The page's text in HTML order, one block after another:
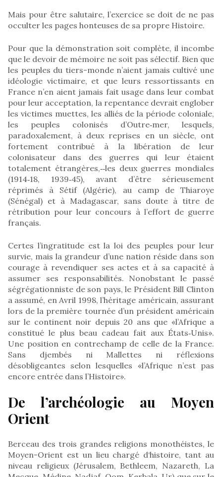
Mais pour être salutaire, l’exercice se doit de ne pas
occulter les pages honteuses de sa propre Histoire.
Pour que la démonstration soit complète, il incombe
que le devoir de mémoire ne soit pas sélectif. Bien que
les peuples du tiers-monde n’aient jamais cultivé une
idéologie victimaire, et que leurs ressortissants en
France n’en aient jamais fait usage dans leur combat
pour leur acceptation, la repentance devrait englober
les victimes muettes, les alliés de la période coloniale,
les peuples colonisés d’Outre‑mer, lesquels,
paradoxalement, à deux reprises en un siècle, ont
fortement contribué à la libération de leur
colonisateur dans des guerres qui leur étaient
totalement étrangères,‑‑les deux guerres mondiales
(1914‑18, 1939‑45), avant d’être sérieusement
réprimés à Sétif (Algérie), au camp de Thiaroye
(Sénégal) et à Madagascar, sans doute à titre de
rétribution pour leur concours à l’effort de guerre
français.
Certes l’ingratitude est la loi des peuples pour leur
survie, mais la grandeur d’une nation réside dans son
courage à revendiquer ses actes et à sa capacité à
assumer ses responsabilités. Nonobstant le passé
ségrégationniste de son pays, le Président Bill Clinton
a assumé, en Avril 1998, l’héritage américain, assurant
lors de la première tournée d’un président américain
sur le continent noir depuis 20 ans que «l’Afrique a
constitué le plus beau cadeau fait aux États‑Unis».
Une position en contrechamp de celle de la France.
Sans djembés ni Mallettes ni réflexions
désobligeantes selon lesquelles «l’Afrique n’est pas
encore entrée dans l’Histoire».
De l’archéologie au Moyen
Orient
Berceau des trois grandes religions monothéistes, le
Moyen-Orient est un lieu chargé d‘histoire, tant au
niveau religieux (Jérusalem, Bethleem, Nazareth, La